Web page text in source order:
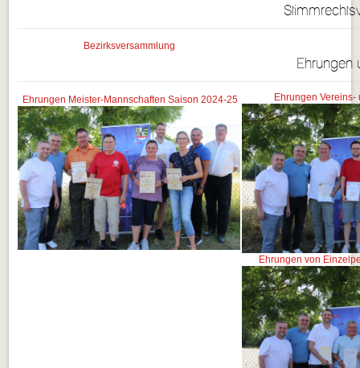
Bezirksversammlung
Ehrungen
Ehrungen Meister-Mannschaften Saison 2024-25 Ehrungen
Ehrungen von